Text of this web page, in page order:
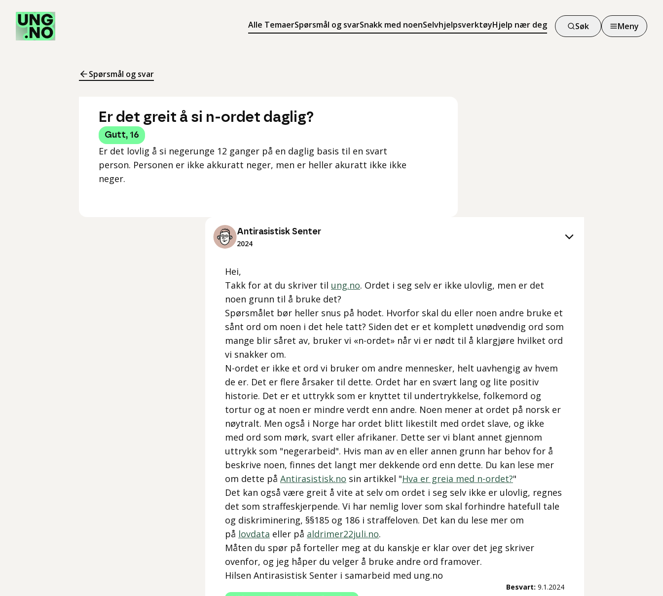
Alle TemaerSpørsmål og svarSnakk med noenSelvhjelpsverktøyHjelp nær deg
Søk
Søk
Meny
Meny
Spørsmål og svar
Er det greit å si n-ordet daglig?
Gutt, 16
Er det lovlig å si negerunge 12 ganger på en daglig basis til en svart
person. Personen er ikke akkuratt neger, men er heller akuratt ikke ikke
neger.
Antirasistisk Senter
2024
Hei,
Takk for at du skriver til ung.no. Ordet i seg selv er ikke ulovlig, men er det
noen grunn til å bruke det?
Spørsmålet bør heller snus på hodet. Hvorfor skal du eller noen andre bruke et
sånt ord om noen i det hele tatt? Siden det er et komplett unødvendig ord som
mange blir såret av, bruker vi «n-ordet» når vi er nødt til å klargjøre hvilket ord
vi snakker om.
N-ordet er ikke et ord vi bruker om andre mennesker, helt uavhengig av hvem
de er. Det er flere årsaker til dette. Ordet har en svært lang og lite positiv
historie. Det er et uttrykk som er knyttet til undertrykkelse, folkemord og
tortur og at noen er mindre verdt enn andre. Noen mener at ordet på norsk er
nøytralt. Men også i Norge har ordet blitt likestilt med ordet slave, og ikke
med ord som mørk, svart eller afrikaner. Dette ser vi blant annet gjennom
uttrykk som "negerarbeid". Hvis man av en eller annen grunn har behov for å
beskrive noen, finnes det langt mer dekkende ord enn dette. Du kan lese mer
om dette på Antirasistisk.no sin artikkel "Hva er greia med n-ordet?"
Det kan også være greit å vite at selv om ordet i seg selv ikke er ulovlig, regnes
det som straffeskjerpende. Vi har nemlig lover som skal forhindre hatefull tale
og diskriminering, §§185 og 186 i straffeloven. Det kan du lese mer om
på lovdata eller på aldrimer22juli.no.
Måten du spør på forteller meg at du kanskje er klar over det jeg skriver
ovenfor, og jeg håper du velger å bruke andre ord framover.
Hilsen Antirasistisk Senter i samarbeid med ung.no
Besvart: 9.1.2024